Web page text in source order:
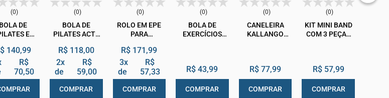
(0)
BOLA DE
E
LARANJA
140,99
R$
70,50
(0)
BOLA DE
PILATES ACTE
R$ 118,00
2x
de
R$
59,00
COMPRAR
(0)
ROLO EM EPE
PARA
ACTE 90CM
R$ 171,99
3x
de
R$
57,33
COMPRAR
(0)
BOLA DE
EXERCÍCIOS
R$ 43,99
COMPRAR
(0)
CANELEIRA
KALLANGO
R$ 77,99
COMPRAR
(0)
KIT MINI BAND
COM 3 PEÇAS
R$ 57,99
COMPRAR